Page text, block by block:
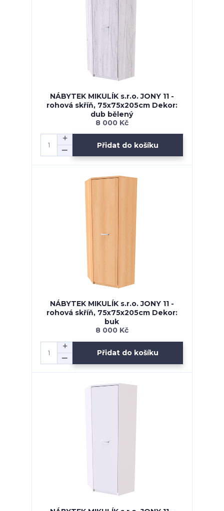
NÁBYTEK MIKULÍK s.r.o. JONY 11 -
rohová skříň, 75x75x205cm Dekor:
dub bělený
8 000 Kč
Přidat do košíku
NÁBYTEK MIKULÍK s.r.o. JONY 11 -
rohová skříň, 75x75x205cm Dekor:
buk
8 000 Kč
Přidat do košíku